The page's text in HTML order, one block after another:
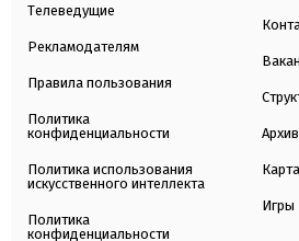
Телеведущие
Рекламодателям
Правила пользования
Политика
конфиденциальности
Политика использования
искусственного интеллекта
Политика
конфиденциальности
Архив
Игры